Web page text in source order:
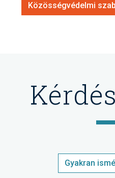
Közösségvédelmi
Gyakran